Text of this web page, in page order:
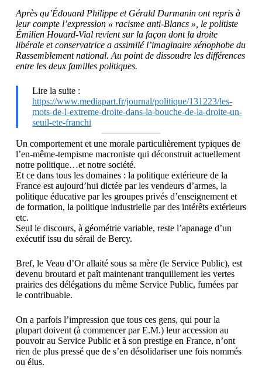
Après qu’Édouard Philippe et Gérald Darmanin ont repris à
leur compte l’expression « racisme anti-Blancs », le politiste
Émilien Houard-Vial revient sur la façon dont la droite
libérale et conservatrice a assimilé l’imaginaire xénophobe du
Rassemblement national. Au point de dissoudre les différences
entre les deux familles politiques.
Lire la suite :
https://www.mediapart.fr/journal/politique/131223/les-
mots-de-l-extreme-droite-dans-la-bouche-de-la-droite-un-
seuil-ete-franchi
Un comportement et une morale particulièrement typiques de
l’en-même-tempisme macroniste qui déconstruit actuellement
notre politique…et notre société.
Et ce dans tous les domaines : la politique extérieure de la
France est aujourd’hui dictée par les vendeurs d’armes, la
politique éducative par les groupes privés d’enseignement et
de formation, la politique industrielle par des intérêts extérieurs
etc.
Seul le discours, à géométrie variable, reste l’apanage d’un
exécutif issu du sérail de Bercy.
Bref, le Veau d’Or allaité sous sa mère (le Service Public), est
devenu broutard et paît maintenant tranquillement les vertes
prairies des délégations du même Service Public, fumées par
le contribuable.
On a parfois l’impression que tous ces gens, qui pour la
plupart doivent (à commencer par E.M.) leur accession au
pouvoir au Service Public et à son prestige en France, n’ont
rien de plus pressé que de s’en désolidariser une fois nommés
ou élus.